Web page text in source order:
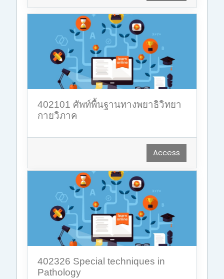
402101 ศัพท์พื้นฐานทางพยาธิวิทยา
กายวิภาค
Access
402326 Special techniques in
Pathology